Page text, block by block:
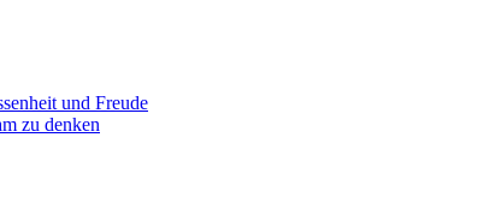
und Freude
zu denken